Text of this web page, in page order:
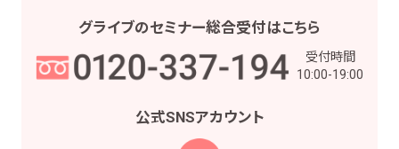
グライブのセミナー総合受付はこちら
受付時間
10:00-19:00
公式SNSアカウント